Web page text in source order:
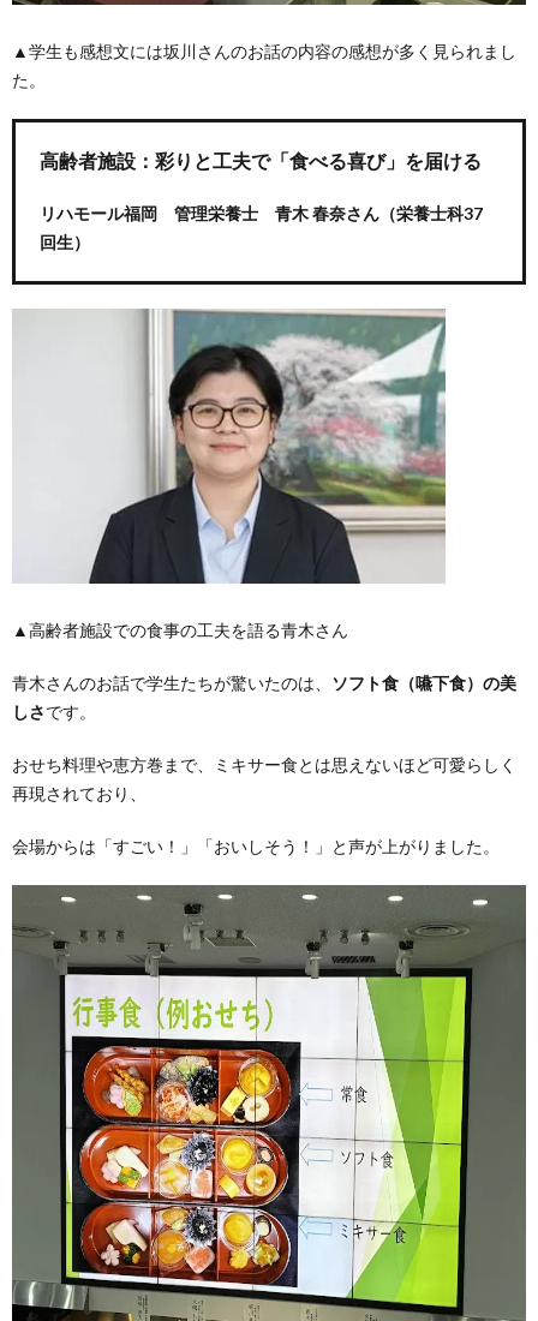
▲学生も感想文には坂川さんのお話の内容の感想が多く見られまし
た。
高齢者施設：彩りと工夫で「食べる喜び」を届ける
リハモール福岡 管理栄養士 青木 春奈さん （栄養士科37
回生）
▲高齢者施設での食事の工夫を語る青木さん
青木さんのお話で学生たちが驚いたのは、
ソフト食（嚥下食）の美
しさです。
おせち料理や恵方巻まで、ミキサー食とは思えないほど可愛らしく
再現されており、
会場からは「すごい！」「おいしそう！」と声が上がりました。